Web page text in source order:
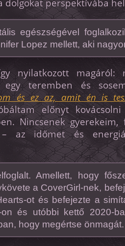
dolgokat perspektívába
egészségével
Lopez mellett, aki
nyilatkozott
egy teremben és
és ez az, amit én is
előnyt
Nincsenek gyerekeim,
az időmet és
Amellett, hogy
a CoverGirl-nek,
ot és befejezte a
on és utóbbi kettő 2020-
hogy megértse önmagát.